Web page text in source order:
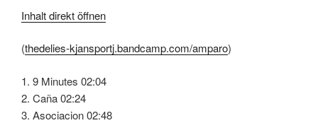
Inhalt direkt öffnen
(thedelies-kjansportj.bandcamp.com/amparo)
1. 9 Minutes 02:04
2. Caña 02:24
3. Asociacion 02:48